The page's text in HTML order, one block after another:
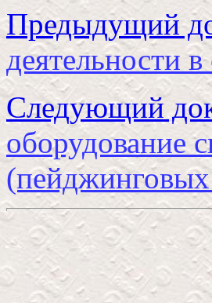
Предыдущий
деятельности
Следующий
оборудование